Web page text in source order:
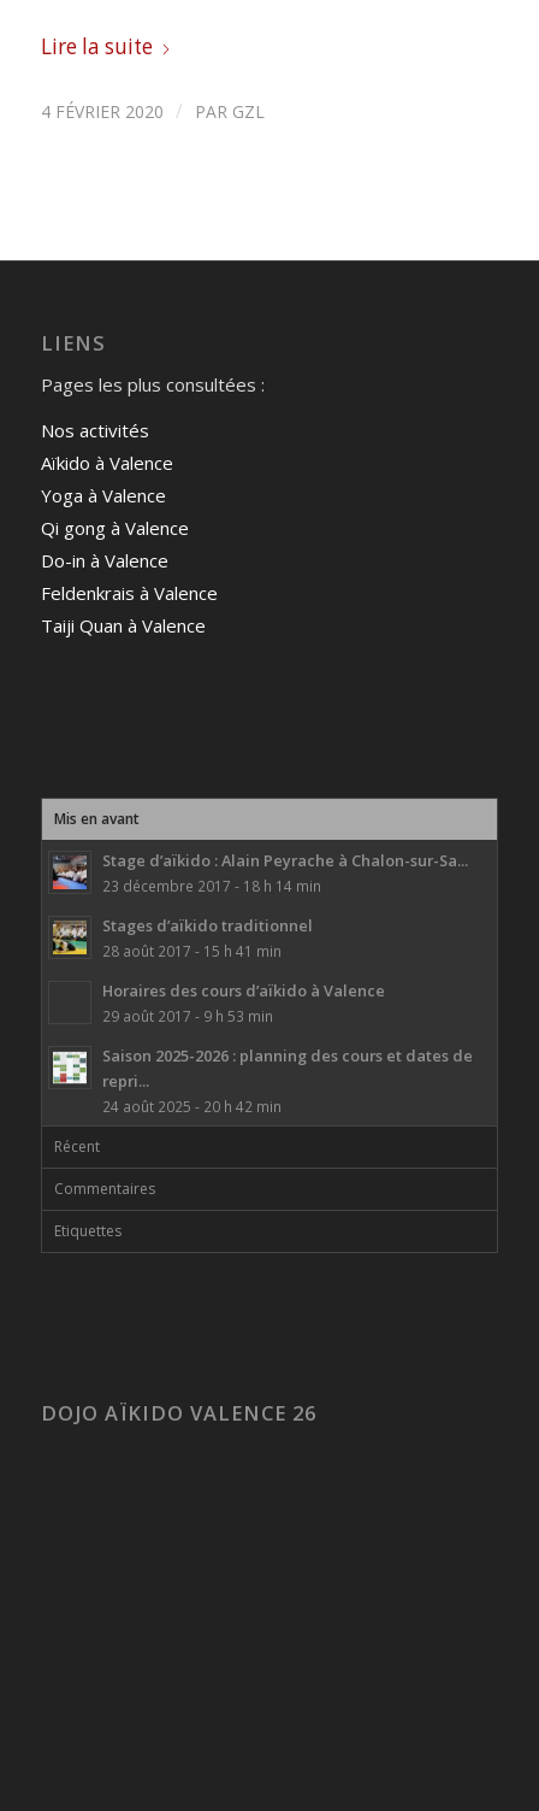
Lire la suite
4 FÉVRIER 2020 / PAR GZL
LIENS
Pages les plus consultées :
Nos activités
Aïkido à Valence
Yoga à Valence
Qi gong à Valence
Do-in à Valence
Feldenkrais à Valence
Taiji Quan à Valence
Mis en avant
Stage d’aïkido : Alain Peyrache à Chalon-sur-Sa...
23 décembre 2017 - 18 h 14 min
Stages d’aïkido traditionnel
28 août 2017 - 15 h 41 min
Horaires des cours d’aïkido à Valence
29 août 2017 - 9 h 53 min
Saison 2025-2026 : planning des cours et dates de
repri...
24 août 2025 - 20 h 42 min
Récent
Commentaires
Etiquettes
DOJO AÏKIDO VALENCE 26